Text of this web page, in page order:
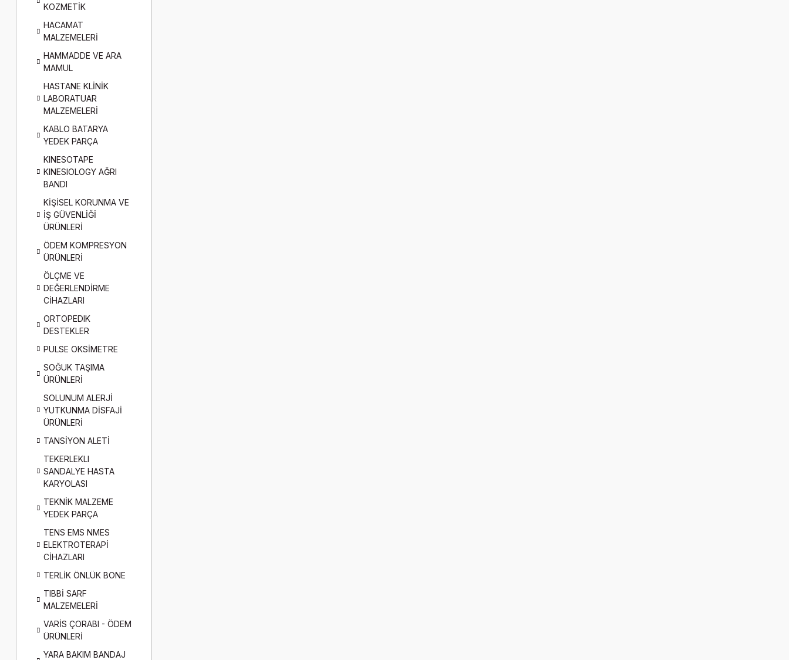
KOZMETİK
HACAMAT
MALZEMELERİ
HAMMADDE VE ARA
MAMUL
HASTANE KLİNİK
LABORATUAR
MALZEMELERİ
KABLO BATARYA
YEDEK PARÇA
KINESOTAPE
KINESIOLOGY AĞRI
BANDI
KİŞİSEL KORUNMA VE
İŞ GÜVENLİĞİ
ÜRÜNLERİ
ÖDEM KOMPRESYON
ÜRÜNLERİ
ÖLÇME VE
DEĞERLENDİRME
CİHAZLARI
ORTOPEDIK
DESTEKLER
PULSE OKSİMETRE
SOĞUK TAŞIMA
ÜRÜNLERİ
SOLUNUM ALERJİ
YUTKUNMA DİSFAJİ
ÜRÜNLERİ
TANSİYON ALETİ
TEKERLEKLI
SANDALYE HASTA
KARYOLASI
TEKNİK MALZEME
YEDEK PARÇA
TENS EMS NMES
ELEKTROTERAPİ
CİHAZLARI
TERLİK ÖNLÜK BONE
TIBBİ SARF
MALZEMELERİ
VARİS ÇORABI - ÖDEM
ÜRÜNLERİ
YARA BAKIM BANDAJ